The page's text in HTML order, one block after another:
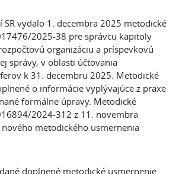
vydalo 1. decembra 2025 metodické
2025-38 pre správcu kapitoly
organizáciu a príspevkovú
správy, v oblasti účtovania
k 31. decembru 2025. Metodické
o informácie vyplývajúce z praxe
formálne úpravy. Metodické
2024-312 z 11. novembra
metodického usmernenia
doplnené metodické usmernenie